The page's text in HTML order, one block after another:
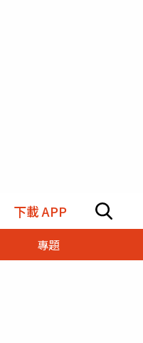
下載 APP
專題